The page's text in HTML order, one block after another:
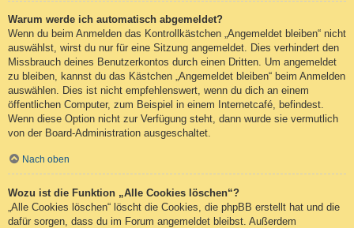
Warum werde ich automatisch abgemeldet?
Wenn du beim Anmelden das Kontrollkästchen „Angemeldet bleiben“ nicht
auswählst, wirst du nur für eine Sitzung angemeldet. Dies verhindert den
Missbrauch deines Benutzerkontos durch einen Dritten. Um angemeldet
zu bleiben, kannst du das Kästchen „Angemeldet bleiben“ beim Anmelden
auswählen. Dies ist nicht empfehlenswert, wenn du dich an einem
öffentlichen Computer, zum Beispiel in einem Internetcafé, befindest.
Wenn diese Option nicht zur Verfügung steht, dann wurde sie vermutlich
von der Board-Administration ausgeschaltet.
Nach oben
Wozu ist die Funktion „Alle Cookies löschen“?
„Alle Cookies löschen“ löscht die Cookies, die phpBB erstellt hat und die
dafür sorgen, dass du im Forum angemeldet bleibst. Außerdem